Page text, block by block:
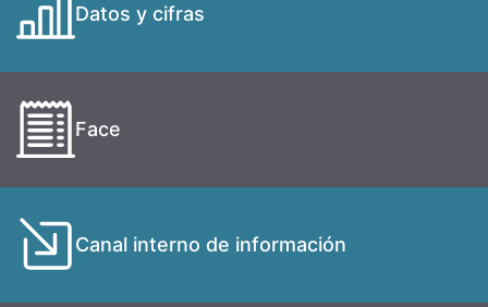
Datos y cifras
Face
Canal interno de información